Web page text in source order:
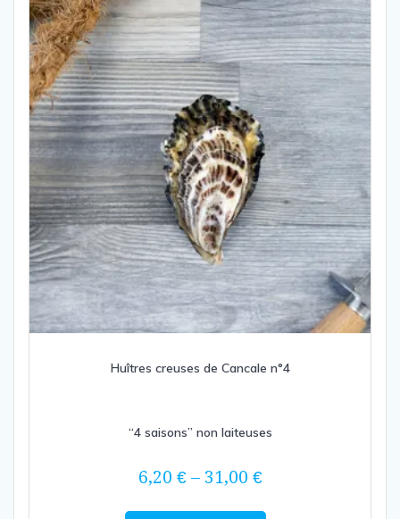
Huîtres creuses de Cancale n°4
“4 saisons” non laiteuses
6,20 €– 31,00 €